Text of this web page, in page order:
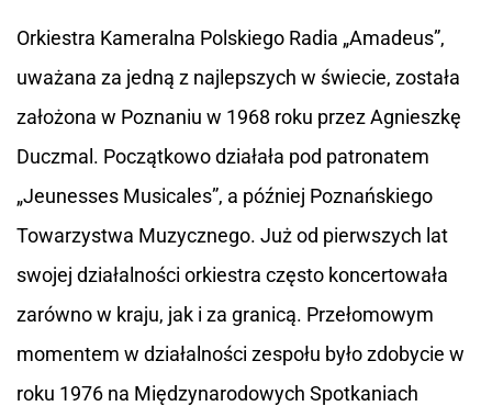
Orkiestra Kameralna Polskiego Radia „Amadeus”,
uważana za jedną z najlepszych w świecie, została
założona w Poznaniu w 1968 roku przez Agnieszkę
Duczmal. Początkowo działała pod patronatem
„Jeunesses Musicales”, a później Poznańskiego
Towarzystwa Muzycznego. Już od pierwszych lat
swojej działalności orkiestra często koncertowała
zarówno w kraju, jak i za granicą. Przełomowym
momentem w działalności zespołu było zdobycie w
roku 1976 na Międzynarodowych Spotkaniach